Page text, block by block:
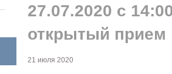
27.07.2020 с
открытый прием
21 июля 2020